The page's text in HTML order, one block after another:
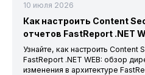
10 июля 2026
Как настроить Content
отчетов FastReport .NET
Узнайте, как настроить Content
FastReport .NET WEB: обзор
изменения в архитектуре